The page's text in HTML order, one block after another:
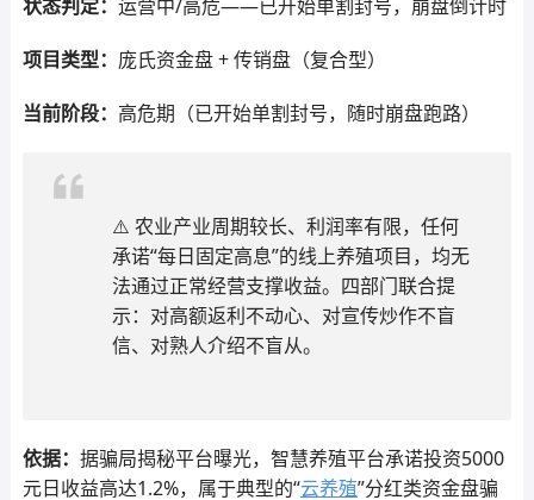
状态判定： 运营中/高危——已开始单割封号，崩盘倒计时
项目类型： 庞氏资金盘 + 传销盘（复合型）
当前阶段： 高危期（已开始单割封号，随时崩盘跑路）
⚠️ 农业产业周期较长、利润率有限，任何
承诺“每日固定高息”的线上养殖项目，均无
法通过正常经营支撑收益。四部门联合提
示：对高额返利不动心、对宣传炒作不盲
信、对熟人介绍不盲从。
依据： 据骗局揭秘平台曝光，智慧养殖平台承诺投资5000
元日收益高达1.2%，属于典型的“云养殖”分红类资金盘骗